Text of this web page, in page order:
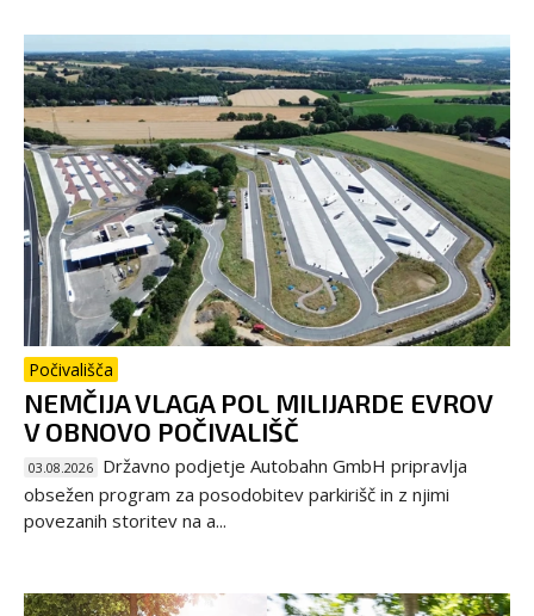
Počivališča
NEMČIJA VLAGA POL MILIJARDE EVROV
V OBNOVO POČIVALIŠČ
03.08.2026 Državno podjetje Autobahn GmbH pripravlja
obsežen program za posodobitev parkirišč in z njimi
povezanih storitev na a...